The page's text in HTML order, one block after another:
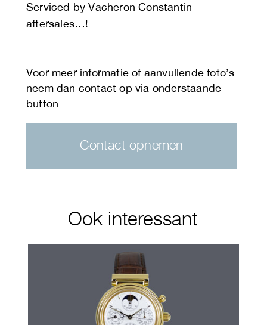
Serviced by Vacheron Constantin
aftersales…!
Contact opnemen
Ook interessant